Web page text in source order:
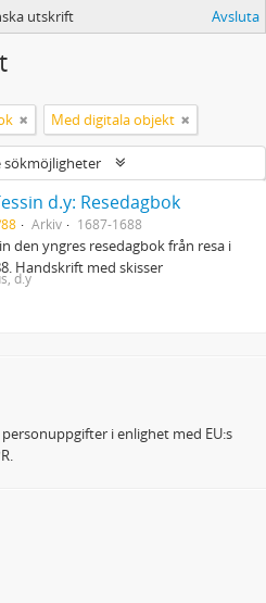
utskrift Avsluta
Med digitala objekt
sökmöjligheter
d.y: Resedagbok
Arkiv 1687-1688
den yngres resedagbok från resa i
Handskrift med skisser
d.y
i enlighet med EU:s